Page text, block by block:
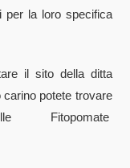
per la loro specifica
il sito della ditta
potete trovare